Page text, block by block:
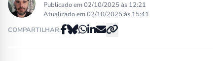
Publicado em 02/10/2025 às 12:21
Atualizado em 02/10/2025 às 15:41
COMPARTILHAR: